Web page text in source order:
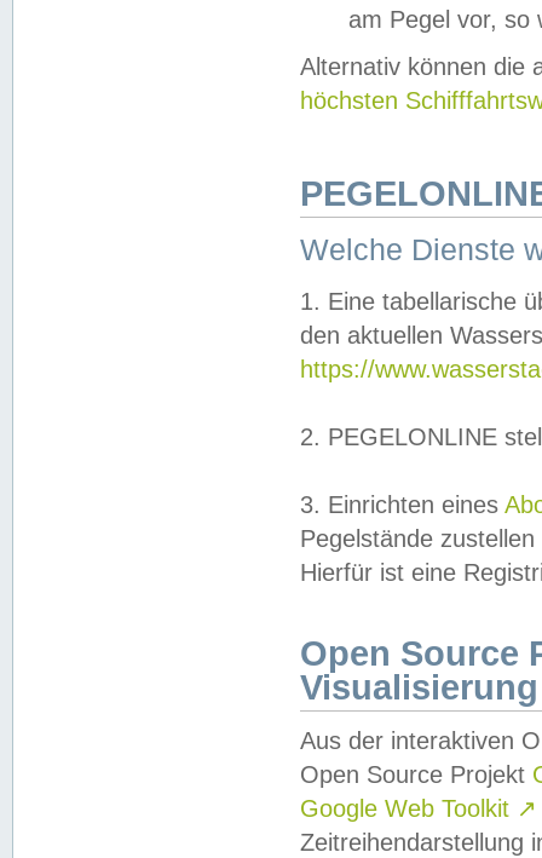
am Pegel vor,
Alternativ können die
höchsten
Welche Dienste
1. Eine tabellarische
den aktuellen
https://
2. PEGELONLINE
3. Einrichten eines
Pegelstände
Hierfür ist eine
Open Source
Visualisierung
Aus der interaktiven
Open Source Projekt
Google Web Toolkit ↗
Zeitreihendarstellung